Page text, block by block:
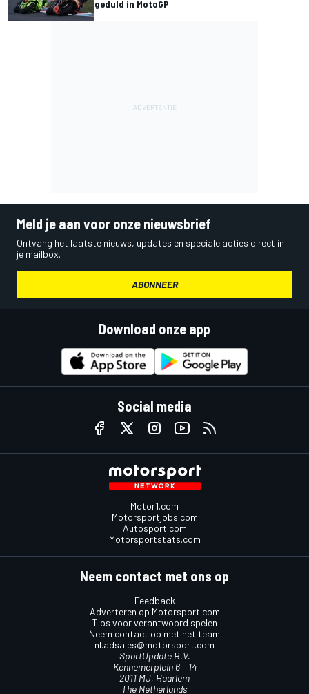
geduld in MotoGP
Meld je aan voor onze nieuwsbrief
Ontvang het laatste nieuws, updates en speciale acties direct in
je mailbox.
ABONNEER
Download onze app
Social media
Motor1.com
Motorsportjobs.com
Autosport.com
Motorsportstats.com
Neem contact met ons op
Feedback
Adverteren op Motorsport.com
Tips voor verantwoord spelen
Neem contact op met het team
nl.adsales@motorsport.com
SportUpdate B.V.
Kennemerplein 6 – 14
2011 MJ, Haarlem
The Netherlands